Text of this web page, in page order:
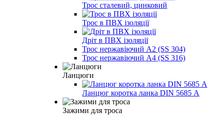
Трос сталевий, цинковий
Трос в ПВХ ізоляції
Дріт в ПВХ ізоляції
Трос нержавіючий А2 (SS 304)
Трос нержавіючий А4 (SS 316)
Ланцюги
Ланцюг коротка ланка DIN 5685 А
Зажими для троса